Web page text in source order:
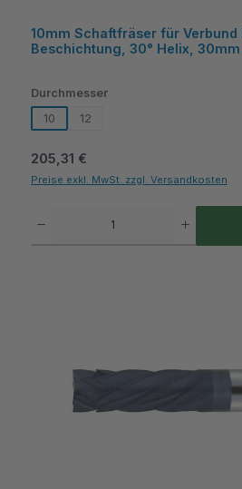
10mm Schaftfräser für Verbund
Beschichtung, 30° Helix,
Durchmesserauswählen
10
12
Regulärer Preis:
205,31 €
Preise exkl. MwSt. zzgl. Versandkosten